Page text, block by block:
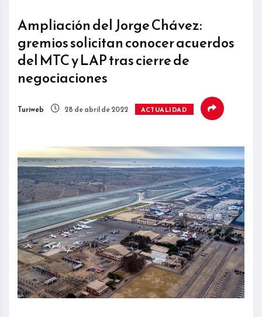
Ampliación del Jorge Chávez:
gremios solicitan conocer acuerdos
del MTC y LAP tras cierre de
negociaciones
Turiweb 28 de abril de 2022 ACTUALIDAD